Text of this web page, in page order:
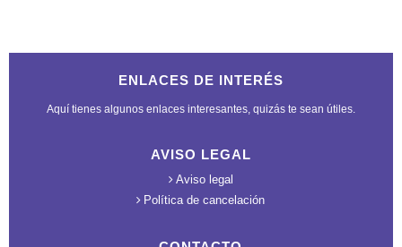
ENLACES DE INTERÉS
Aquí tienes algunos enlaces interesantes, quizás te sean útiles.
AVISO LEGAL
Aviso legal
Política de cancelación